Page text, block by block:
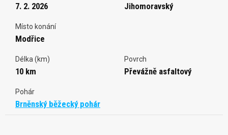
7. 2. 2026 Jihomoravský
Místo konání
Modřice
Délka (km)
10 km
Povrch
Převážně asfaltový
Pohár
Brněnský běžecký pohár